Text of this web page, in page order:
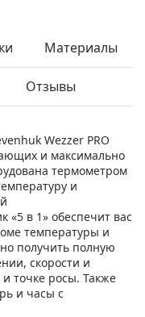
Материалы
Отзывы
Wezzer PRO
и максимально
термометром
и
«5 в 1» обеспечит вас
температуры и
получить полную
скорости и
точке росы. Также
и часы с